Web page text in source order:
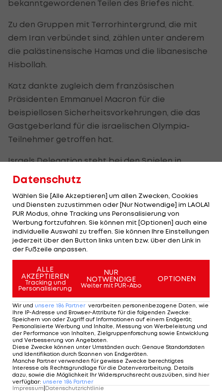
bekanntgewordenen Teilen des Briefes nicht.
Zu den Gruppen mit Terrorhintergrund, die mit
dem Iran verbündet sind, zählen unter anderem
die palästinensische Hamas und die libanesische
Hisbollah.
Katz dankte zugleich dem französischen
Präsidenten Emmanuel Macron für die
beispiellosen Sicherheitsvorkehrungen, die das
Gastgeberland für die israelischen Olympia-
Teilnehmer getroffen hat.
Israels Delegation steht bei den Spielen in
Frankreich unter besonderem Schutz. Ihre Teams
französischen Polizei begleitet werden.
Olympia:
Morddrohungen gegen
Olympia
Mann in Frankreich
festgenommen
Olympia
Sicherheitsmaßnahme!
Seine wird abgeriegelt
Datenschutz
Wählen Sie [Alle Akzeptieren] um allen Zwecken, Cookies
und Diensten zuzustimmen oder [Nur Notwendige] im LAOLA1
PUR Modus, ohne Tracking uns Peronsalisierung von
Werbung fortzufahren. Sie können mit [Optionen] auch eine
individuelle Auswahl zu treffen. Sie können Ihre Einstellungen
jederzeit über den Button links unten bzw. über den Link in
der Fußzeile anpassen.
ALLE
AKZEPTIEREN
Tracking und
Personalisierung
NUR
NOTWENDIGE
Weiter mit PUR-Abo
OPTIONEN
Wir und unsere 186 Partner verarbeiten personenbezogene Daten, wie
Ihre IP-Adresse und Browser-Attribute für die folgenden Zwecke:
Speichern von oder Zugriff auf Informationen auf einem Endgerät;
Personalisierte Werbung und Inhalte, Messung von Werbeleistung und
der Performance von Inhalten, Zielgruppenforschung sowie Entwicklung
und Verbesserung von Angeboten.
Diese Zwecke können unter Umständen auch: Genaue Standortdaten
und Identifikation durch Scannen von Endgeräten.
Manche Partner verwenden für gewisse Zwecke berechtigtes
Interesse als Rechtsgrundlage für die Datenverarbeitung. Details
dazu, sowie die Möglichkeit Ihr Widerspruchsrecht auszuüben, sind hier
verfügbar: unsere 186 Partner
Impressum Datenschutzrichtlinie